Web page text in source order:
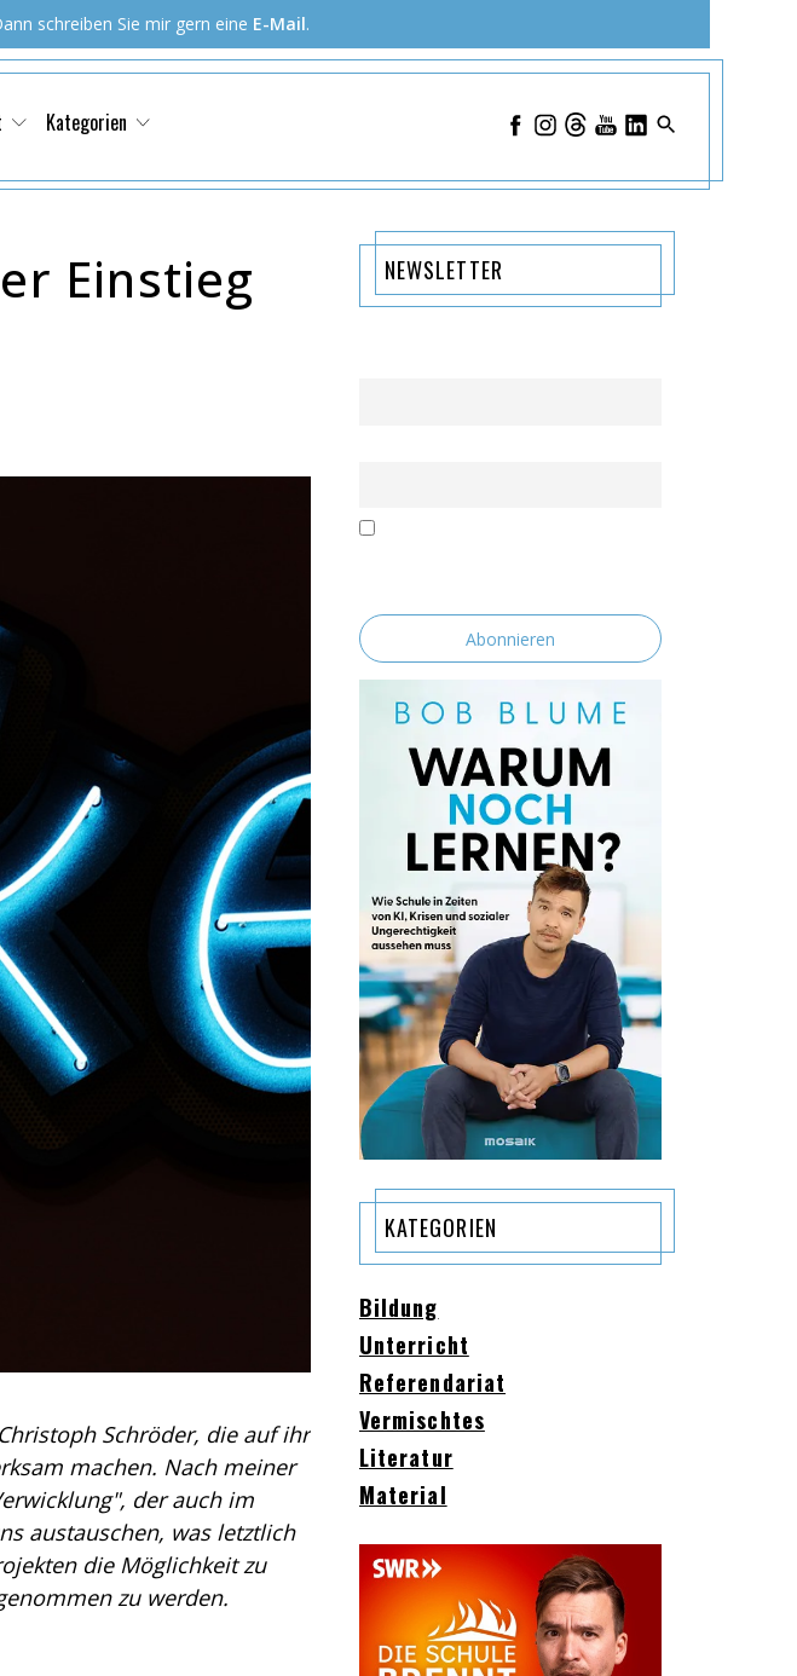
schreiben Sie mir gern eine E-Mail.
Kategorien
Einstieg
Schröder, die auf ihr
machen. Nach meiner
der auch im
austauschen, was letztlich
die Möglichkeit zu
zu werden.
NEWSLETTER
KATEGORIEN
Bildung
Unterricht
Referendariat
Vermischtes
Literatur
Material